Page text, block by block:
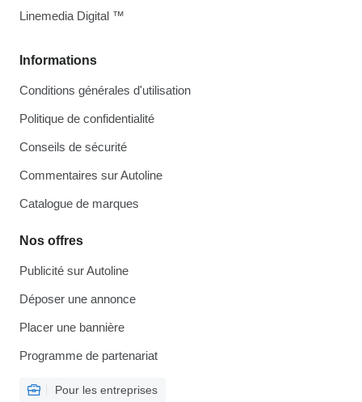
Informations
Conditions générales d'utilisation
Politique de confidentialité
Conseils de sécurité
Commentaires sur Autoline
Catalogue de marques
Nos offres
Publicité sur Autoline
Déposer une annonce
Placer une bannière
Programme de partenariat
Pour les entreprises
Linemedia Digital ™